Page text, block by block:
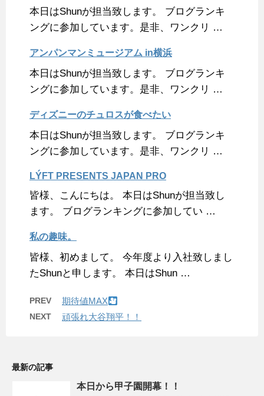
本日はShunが担当致します。 ブログランキ
ングに参加しています。是非、ワンクリ …
アンパンマンミュージアム in横浜
本日はShunが担当致します。 ブログランキ
ングに参加しています。是非、ワンクリ …
ディズニーのチュロスが食べたい
本日はShunが担当致します。 ブログランキ
ングに参加しています。是非、ワンクリ …
LÝFT PRESENTS JAPAN PRO
皆様、こんにちは。 本日はShunが担当致し
ます。 ブログランキングに参加してい …
私の趣味。
皆様、初めまして。 今年度より入社致しまし
たShunと申します。 本日はShun …
PREV 期待値MAX
NEXT 頑張れ大谷翔平！！
最新の記事
本日から甲子園開幕！！